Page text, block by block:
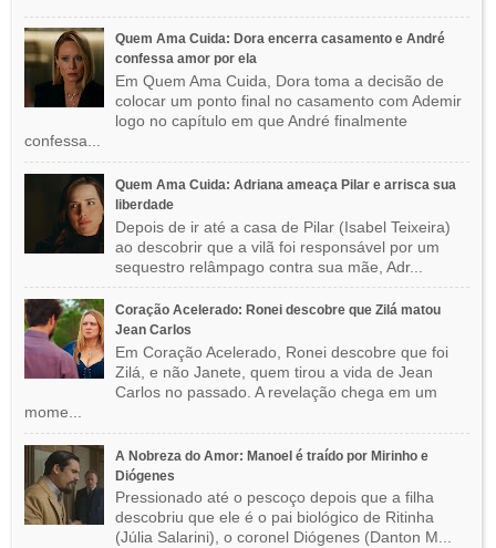
Quem Ama Cuida: Dora encerra casamento e André
confessa amor por ela
Em Quem Ama Cuida, Dora toma a decisão de
colocar um ponto final no casamento com Ademir
logo no capítulo em que André finalmente
confessa...
Quem Ama Cuida: Adriana ameaça Pilar e arrisca sua
liberdade
Depois de ir até a casa de Pilar (Isabel Teixeira)
ao descobrir que a vilã foi responsável por um
sequestro relâmpago contra sua mãe, Adr...
Coração Acelerado: Ronei descobre que Zilá matou
Jean Carlos
Em Coração Acelerado, Ronei descobre que foi
Zilá, e não Janete, quem tirou a vida de Jean
Carlos no passado. A revelação chega em um
mome...
A Nobreza do Amor: Manoel é traído por Mirinho e
Diógenes
Pressionado até o pescoço depois que a filha
descobriu que ele é o pai biológico de Ritinha
(Júlia Salarini), o coronel Diógenes (Danton M...